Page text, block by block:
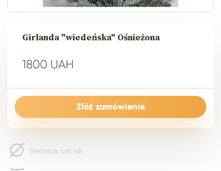
Girlanda "wiedeńska" Ośnieżona
1800 UAH
Złóż zamówienie
Średnica, cm: 45